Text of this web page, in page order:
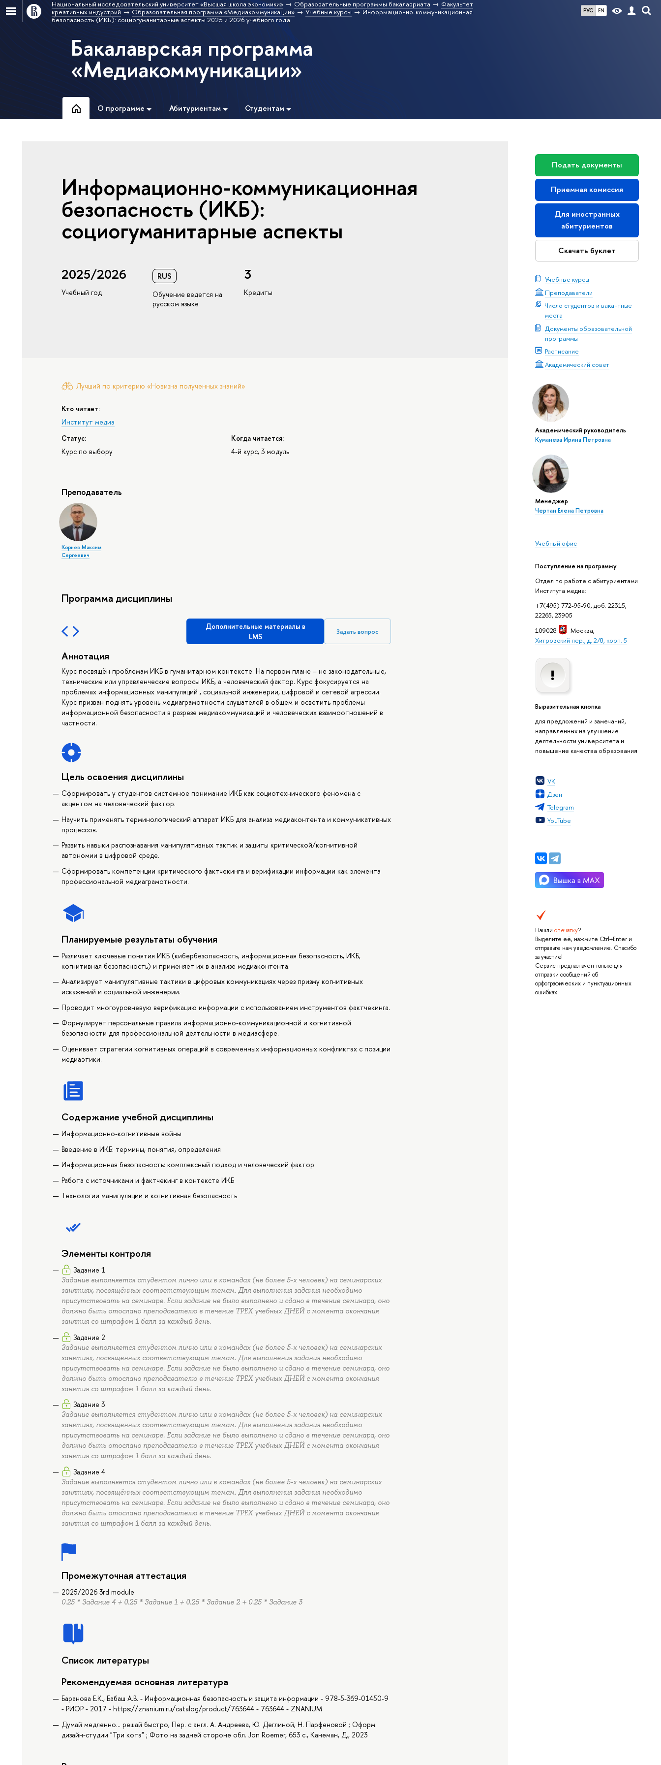
РУС EN
Национальный исследовательский университет «Высшая школа экономики» Образовательные программы бакалавриата
Факультет
креативных индустрий
Образовательная программа «Медиакоммуникации» Учебные курсы
Информационно-коммуникационная
безопасность (ИКБ): социогуманитарные аспекты 2025 и 2026 учебного года
Бакалаврская программа
«Медиакоммуникации»
О программе Абитуриентам Студентам
Подать документы
Приемная комиссия
Для иностранных
абитуриентов
Скачать буклет
Учебные курсы
Преподаватели
Число студентов и вакантные
места
Документы образовательной
программы
Расписание
Академический совет
Академический руководитель
Куманева Ирина Петровна
Менеджер
Чертан Елена Петровна
Учебный офис
Поступление на программу
Отдел по работе с абитуриентами
Института медиа:
+7(495) 772-95-90, доб. 22315,
22265, 23905
109028
Москва,
Хитровский пер., д. 2/8, корп. 5
Выразительная кнопка
для предложений и замечаний,
направленных на улучшение
деятельности университета и
повышение качества образования
VK
Дзен
Telegram
YouTube
Нашли опечатку?
Выделите её, нажмите Ctrl+Enter и
отправьте нам уведомление. Спасибо
за участие!
Сервис предназначен только для
отправки сообщений об
орфографических и пунктуационных
ошибках.
Информационно-коммуникационная
безопасность (ИКБ):
социогуманитарные аспекты
2025/2026
Учебный год
RUS
Обучение ведется на
русском языке
3
Кредиты
Лучший по критерию «Новизна полученных знаний»
Кто читает:
Институт медиа
Статус:
Курс по выбору
Когда читается:
4-й курс, 3 модуль
Преподаватель
Корнев Максим
Сергеевич
Программа дисциплины
Дополнительные материалы в
LMS
Задать вопрос
Аннотация
Курс посвящён проблемам ИКБ в гуманитарном контексте. На первом плане – не законодательные,
технические или управленческие вопросы ИКБ, а человеческий фактор. Курс фокусируется на
проблемах информационных манипуляций , социальной инженерии, цифровой и сетевой агрессии.
Курс призван поднять уровень медиаграмотности слушателей в общем и осветить проблемы
информационной безопасности в разрезе медиакоммуникаций и человеческих взаимоотношений в
частности.
Цель освоения дисциплины
Сформировать у студентов системное понимание ИКБ как социотехнического феномена с
акцентом на человеческий фактор.
Научить применять терминологический аппарат ИКБ для анализа медиаконтента и коммуникативных
процессов.
Развить навыки распознавания манипулятивных тактик и защиты критической/когнитивной
автономии в цифровой среде.
Сформировать компетенции критического фактчекинга и верификации информации как элемента
профессиональной медиаграмотности.
Планируемые результаты обучения
Различает ключевые понятия ИКБ (кибербезопасность, информационная безопасность, ИКБ,
когнитивная безопасность) и применяет их в анализе медиаконтента.
Анализирует манипулятивные тактики в цифровых коммуникациях через призму когнитивных
искажений и социальной инженерии.
Проводит многоуровневую верификацию информации с использованием инструментов фактчекинга.
Формулирует персональные правила информационно-коммуникационной и когнитивной
безопасности для профессиональной деятельности в медиасфере.
Оценивает стратегии когнитивных операций в современных информационных конфликтах с позиции
медиаэтики.
Содержание учебной дисциплины
Информационно-когнитивные войны
Введение в ИКБ: термины, понятия, определения
Информационная безопасность: комплексный подход и человеческий фактор
Работа с источниками и фактчекинг в контексте ИКБ
Технологии манипуляции и когнитивная безопасность
Элементы контроля
Задание 1
Задание выполняется студентом лично или в командах (не более 5-х человек) на семинарских
занятиях, посвящённых соответствующим темам. Для выполнения задания необходимо
присутствовать на семинаре. Если задание не было выполнено и сдано в течение семинара, оно
должно быть отослано преподавателю в течение ТРЕХ учебных ДНЕЙ с момента окончания
занятия со штрафом 1 балл за каждый день.
Задание 2
Задание выполняется студентом лично или в командах (не более 5-х человек) на семинарских
занятиях, посвящённых соответствующим темам. Для выполнения задания необходимо
присутствовать на семинаре. Если задание не было выполнено и сдано в течение семинара, оно
должно быть отослано преподавателю в течение ТРЕХ учебных ДНЕЙ с момента окончания
занятия со штрафом 1 балл за каждый день.
Задание 3
Задание выполняется студентом лично или в командах (не более 5-х человек) на семинарских
занятиях, посвящённых соответствующим темам. Для выполнения задания необходимо
присутствовать на семинаре. Если задание не было выполнено и сдано в течение семинара, оно
должно быть отослано преподавателю в течение ТРЕХ учебных ДНЕЙ с момента окончания
занятия со штрафом 1 балл за каждый день.
Задание 4
Задание выполняется студентом лично или в командах (не более 5-х человек) на семинарских
занятиях, посвящённых соответствующим темам. Для выполнения задания необходимо
присутствовать на семинаре. Если задание не было выполнено и сдано в течение семинара, оно
должно быть отослано преподавателю в течение ТРЕХ учебных ДНЕЙ с момента окончания
занятия со штрафом 1 балл за каждый день.
Промежуточная аттестация
2025/2026 3rd module
0.25 * Задание 4 + 0.25 * Задание 1 + 0.25 * Задание 2 + 0.25 * Задание 3
Список литературы
Рекомендуемая основная литература
Баранова Е.К., Бабаш А.В. - Информационная безопасность и защита информации - 978-5-369-01450-9
- РИОР - 2017 - https://znanium.ru/catalog/product/763644 - 763644 - ZNANIUM
Думай медленно... решай быстро, Пер. с англ. А. Андреева, Ю. Деглиной, Н. Парфеновой ; Оформ.
дизайн-студии "Три кота" ; Фото на задней стороне обл. Jon Roemer, 653 с., Канеман, Д., 2023